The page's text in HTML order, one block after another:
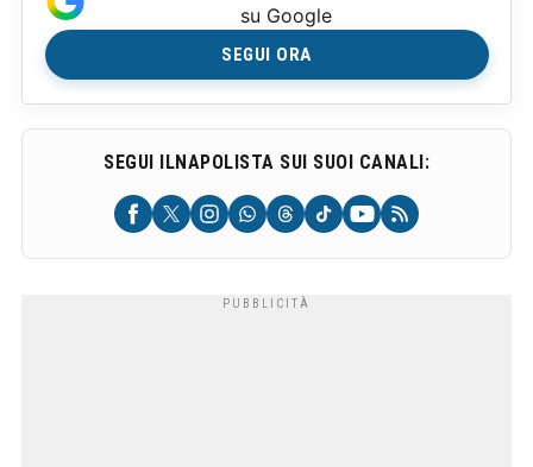
su Google
SEGUI ORA
SEGUI ILNAPOLISTA SUI SUOI CANALI: